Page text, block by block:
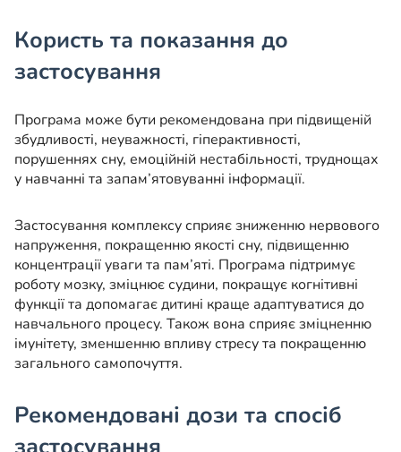
Користь та показання до
застосування
Програма може бути рекомендована при підвищеній
збудливості, неуважності, гіперактивності,
порушеннях сну, емоційній нестабільності, труднощах
у навчанні та запам’ятовуванні інформації.
Застосування комплексу сприяє зниженню нервового
напруження, покращенню якості сну, підвищенню
концентрації уваги та пам’яті. Програма підтримує
роботу мозку, зміцнює судини, покращує когнітивні
функції та допомагає дитині краще адаптуватися до
навчального процесу. Також вона сприяє зміцненню
імунітету, зменшенню впливу стресу та покращенню
загального самопочуття.
Рекомендовані дози та спосіб